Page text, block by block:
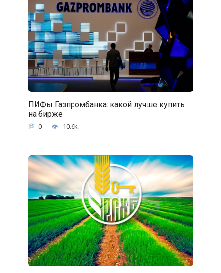
ПИФы Газпромбанка: какой лучше купить
на бирже
0 10.6k.